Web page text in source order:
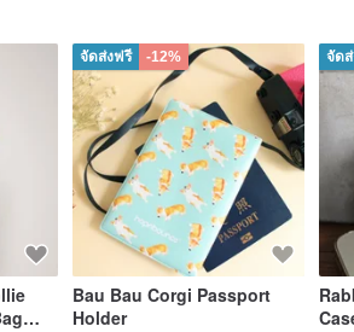
จัดส่งฟรี -12%
Bau Bau Corgi Passport
Holder
จัด